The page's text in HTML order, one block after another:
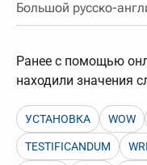
Большой русско-
Ранее с помощью
находили значения
УСТАНОВКА WOW
TESTIFICANDUM